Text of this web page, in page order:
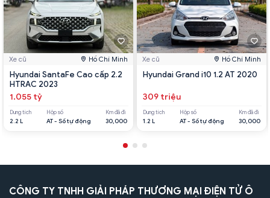
Xe cũ Hồ Chí Minh
Hyundai SantaFe Cao cấp 2.2
HTRAC 2023
1.055 tỷ
Dung tích
2.2 L
Hộp số
AT - Số tự động
Km đã đi
30,000
Xe cũ Hồ Chí Minh
Hyundai Grand i10 1.2 AT 2020
309 triệu
Dung tích
1.2 L
Hộp số
AT - Số tự động
Km đã đi
30,000
CÔNG TY TNHH GIẢI PHÁP THƯƠNG MẠI ĐIỆN TỬ Ô